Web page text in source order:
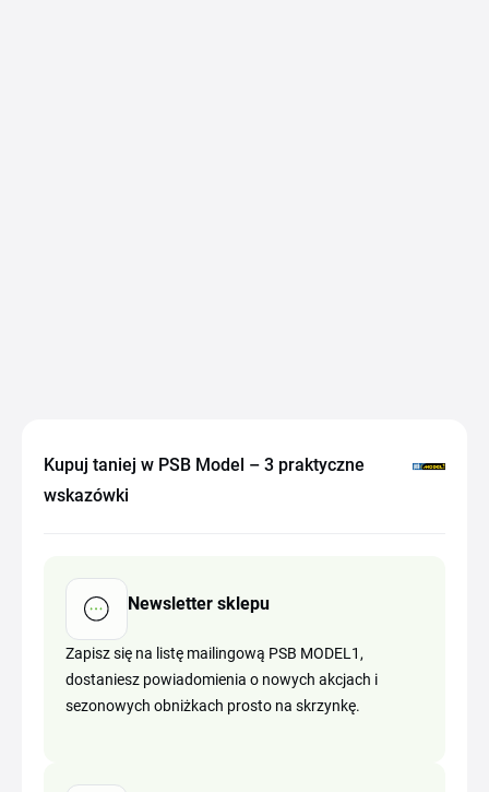
Kupuj taniej w PSB Model – 3 praktyczne
wskazówki
Newsletter sklepu
Zapisz się na listę mailingową PSB MODEL1,
dostaniesz powiadomienia o nowych akcjach i
sezonowych obniżkach prosto na skrzynkę.